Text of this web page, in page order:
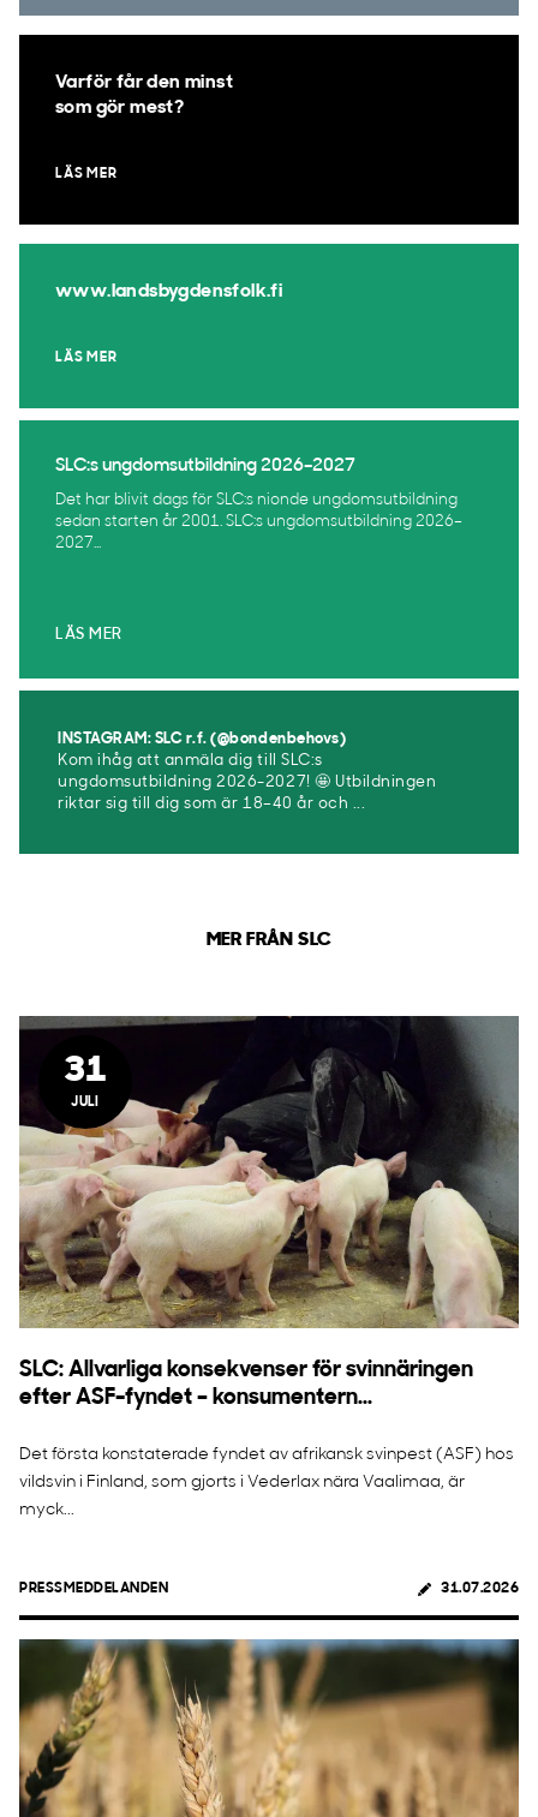
Varför får den minst
som gör mest?
LÄS MER
www.landsbygdensfolk.fi
LÄS MER
SLC:s ungdomsutbildning 2026–2027
Det har blivit dags för SLC:s nionde ungdomsutbildning
sedan starten år 2001. SLC:s ungdomsutbildning 2026–
2027...
LÄS MER
INSTAGRAM: SLC r.f. (@bondenbehovs)
Kom ihåg att anmäla dig till SLC:s
ungdomsutbildning 2026-2027! 🤩 Utbildningen
riktar sig till dig som är 18–40 år och ...
MER FRÅN SLC
31
JULI
SLC: Allvarliga konsekvenser för svinnäringen
efter ASF-fyndet – konsumentern...
Det första konstaterade fyndet av afrikansk svinpest (ASF) hos
vildsvin i Finland, som gjorts i Vederlax nära Vaalimaa, är
myck...
PRESSMEDDELANDEN 31.07.2026